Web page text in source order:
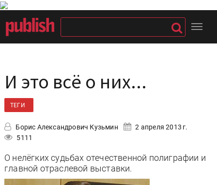
И это всё о них...
ТЕГИ
Борис Александрович Кузьмин
2 апреля 2013 г.
5111
О нелёгких судьбах отечественной полиграфии и
главной отраслевой выставки.